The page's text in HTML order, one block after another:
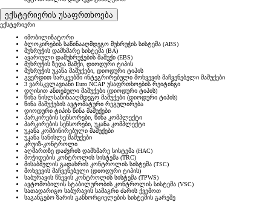
ექსტერიერის უსაფრთხოება
ექსტერიერი
იმობილიზატორი
ბლოკირების საწინააღმდეგო მუხრუჭის სისტემა (ABS)
მუხრუჭის დამხმარე სისტემა (BA)
ავარიული დამუხრუჭების მაშუქი (EBS)
მუხრუჭის ზედა მაშქი, დიოდური ტიპის
მუხრუჭის უკანა მაშუქები, დიოდური ტიპის
გვერდით სარკეებში ინტეგრირებული მოხვევის მაჩვენებელი მაშუქები
3 ვარსკვლავიანი Euro NCAP უსაფრთხოების რეიტინგი
დღისით ანთებული მაშუქები (დიოდური ტიპის)
წინა ნისლსაწინააღმდეგო მაშუქები (დიოდური ტიპის)
წინა მაშუქების ავტომატური რეგულირება
დიოდური ტიპის წინა მაშუქები
პარკირების სენსორები, წინა კომპლექტი
პარკირების სენსორები, უკანა კომპლექტი
უკანა კომბინირებული მაშუქები
უკანა სანისლე მაშუქები
კრუიზ-კონტროლი
აღმართზე დაძვრის დამხმარე სისტემა (HAC)
მოჭიდების კონტროლის სისტემა (TRC)
მისაბმელის გადახრის კონტროლის სისტემა (TSC)
მოხვევის მაჩვენებელი (დიოდური ტიპის)
საბურავის წნევის კონტროლის სისტემა (TPWS)
ავტომობილის სტაბილურობის კონტროლის სისტემა (VSC)
სათადარიგო საბურავის სამაგრი ძარის ქვემოთ
საგანგებო ზარის განხორციელების სისტემის გარეშე